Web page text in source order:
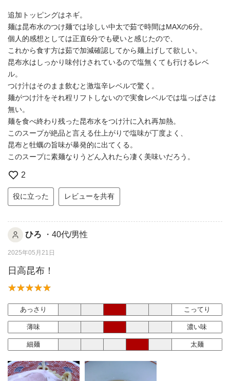
追加トッピングはネギ。
麺は昆布水のつけ麺では珍しい中太で茹で時間はMAXの6分。
個人的感想としては正直6分でも硬いと感じたので、
これから食す方は茹で加減確認してから麺上げして欲しい。
昆布水はしっかり味付けされているので塩無くても行けるレベ
ル。
つけ汁はそのまま飲むと激塩辛レベルで驚く。
麺がつけ汁をそれ程リフトしないので実食レベルでは塩っぱさは
無い。
麺を食べ終わり残った昆布水をつけ汁に入れ再加熱。
このスープが絶品と言える仕上がりで塩味が丁度よく、
昆布と牡蠣の旨味が暴発的に出てくる。
このスープに素麺なりうどん入れたら凄く美味いだろう。
2
役に立った レビューを共有
ひろ ・40代/男性
2025年05月21日
日高昆布！
あっさり こってり
薄味 濃い味
細麺 太麺